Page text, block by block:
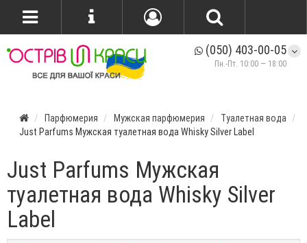
(050) 403-00-05
Пн.-Пт. 10:00 — 18:00
Парфюмерия Мужская парфюмерия
Туалетная вода
Just Parfums Мужская туалетная вода Whisky Silver Label
Just Parfums Мужская
туалетная вода Whisky Silver
Label